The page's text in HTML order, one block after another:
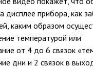
дисплее прибора, как
каким образом
температурой или
от 4 до 6 связок
дни и 2 связок в